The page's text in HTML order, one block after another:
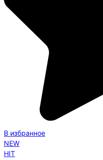
В избранное
NEW
HIT